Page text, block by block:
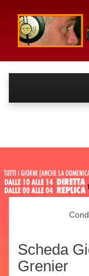
Scheda
Grenier